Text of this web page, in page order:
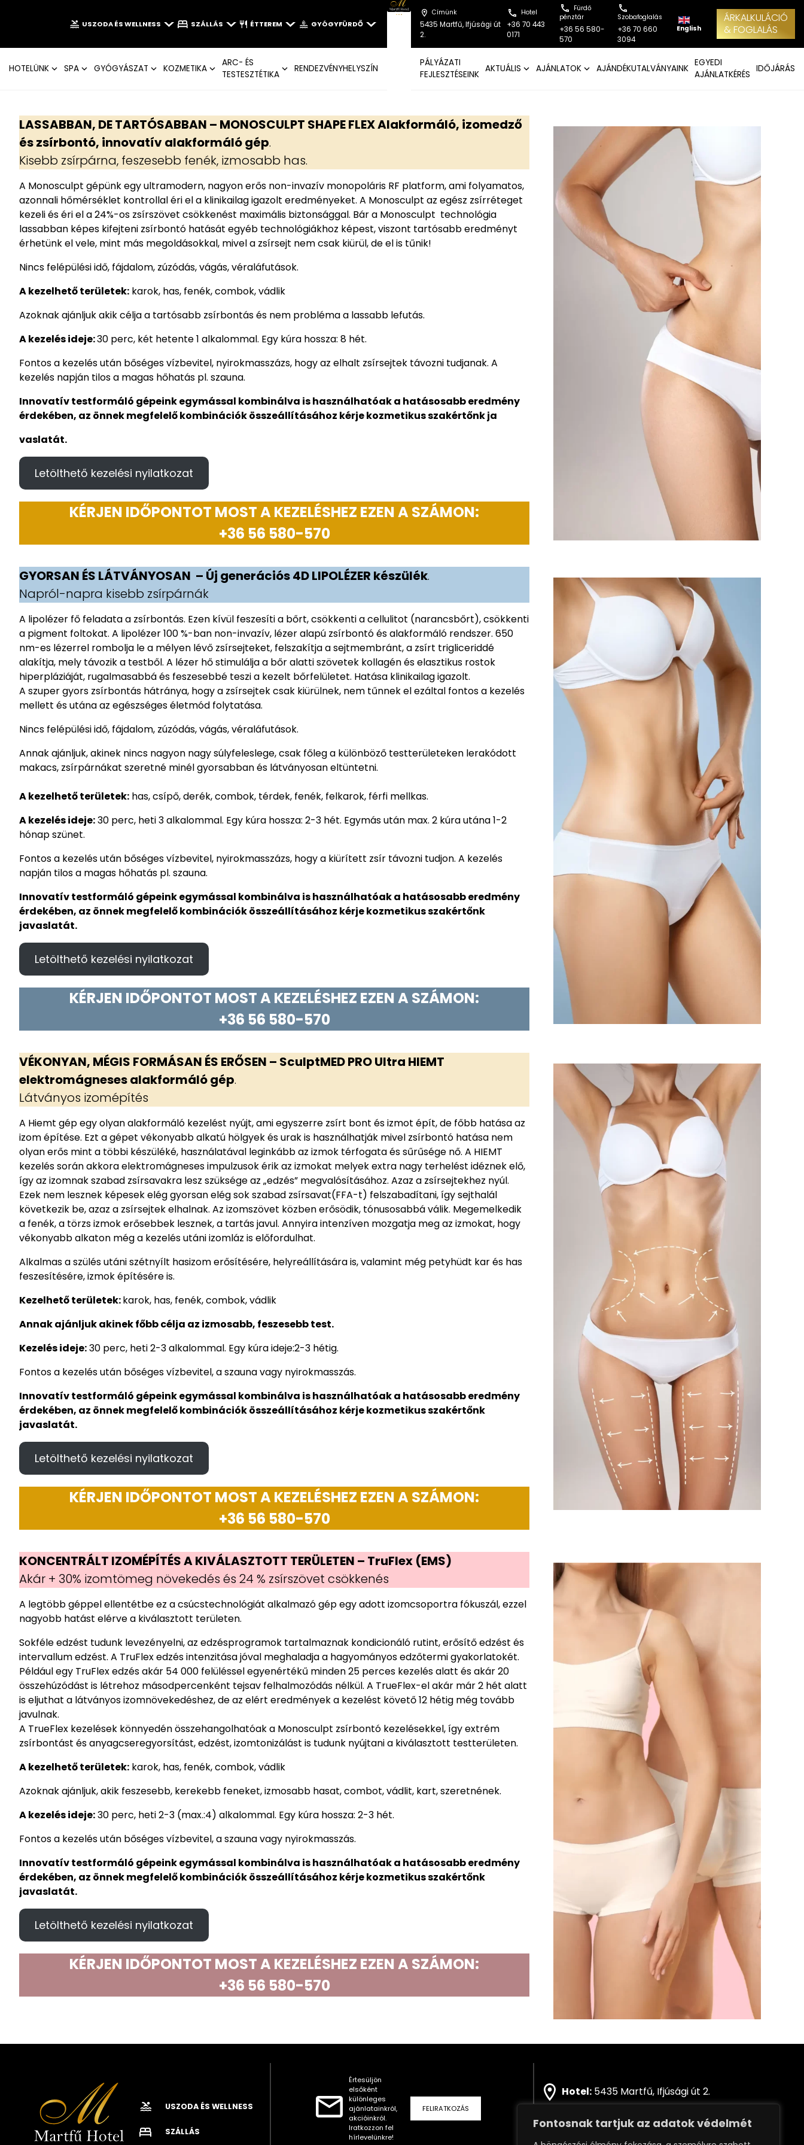
Fontosnak tartjuk az adatok védelmét
USZODA ÉS WELLNESS SZÁLLÁS ÉTTEREM GYÓGYFÜRDŐ
HOTELÜNK SPA GYÓGYÁSZAT KOZMETIKA
ARC- ÉS
TESTESZTÉTIKA
RENDEZVÉNYHELYSZÍN
Címünk
5435 Martfű, Ifjúsági út
2.
Hotel
+36 70 443
0171
Fürdő
pénztár
+36 56 580-
570
Szobafoglalás
+36 70 660
3094
English
ÁRKALKULÁCIÓ
& FOGLALÁS
PÁLYÁZATI
FEJLESZTÉSEINK
AKTUÁLIS AJÁNLATOK AJÁNDÉKUTALVÁNYAINK
EGYEDI
AJÁNLATKÉRÉS
IDŐJÁRÁS
LASSABBAN, DE TARTÓSABBAN – MONOSCULPT SHAPE FLEX Alakformáló, izomedző
és zsírbontó, innovatív alakformáló gép.
Kisebb zsírpárna, feszesebb fenék, izmosabb has.
A Monosculpt gépünk egy ultramodern, nagyon erős non-invazív monopoláris RF platform, ami folyamatos,
azonnali hőmérséklet kontrollal éri el a klinikailag igazolt eredményeket. A Monosculpt az egész zsírréteget
kezeli és éri el a 24%-os zsírszövet csökkenést maximális biztonsággal. Bár a Monosculpt technológia
lassabban képes kifejteni zsírbontó hatását egyéb technológiákhoz képest, viszont tartósabb eredményt
érhetünk el vele, mint más megoldásokkal, mivel a zsírsejt nem csak kiürül, de el is tűnik!
Nincs felépülési idő, fájdalom, zúzódás, vágás, véraláfutások.
A kezelhető területek: karok, has, fenék, combok, vádlik
Azoknak ajánljuk akik célja a tartósabb zsírbontás és nem probléma a lassabb lefutás.
A kezelés ideje:30 perc, két hetente 1 alkalommal. Egy kúra hossza: 8 hét.
Fontos a kezelés után bőséges vízbevitel, nyirokmasszázs, hogy az elhalt zsírsejtek távozni tudjanak. A
kezelés napján tilos a magas hőhatás pl. szauna.
Innovatív testformáló gépeink egymással kombinálva is használhatóak a hatásosabb eredmény
érdekében, az önnek megfelelő kombinációk összeállításához kérje kozmetikus szakértőnk ja
vaslatát.
Letölthető kezelési nyilatkozat
KÉRJEN IDŐPONTOT MOST A KEZELÉSHEZ EZEN A SZÁMON:
+36 56 580-570
GYORSAN ÉS LÁTVÁNYOSAN – Új generációs 4D LIPOLÉZER készülék.
Napról-napra kisebb zsírpárnák
A lipolézer fő feladata a zsírbontás. Ezen kívül feszesíti a bőrt, csökkenti a cellulitot (narancsbőrt), csökkenti
a pigment foltokat. A lipolézer 100 %-ban non-invazív, lézer alapú zsírbontó és alakformáló rendszer. 650
nm-es lézerrel rombolja le a mélyen lévő zsírsejteket, felszakítja a sejtmembránt, a zsírt trigliceriddé
alakítja, mely távozik a testből. A lézer hő stimulálja a bőr alatti szövetek kollagén és elasztikus rostok
hiperpláziáját, rugalmasabbá és feszesebbé teszi a kezelt bőrfelületet. Hatása klinikailag igazolt.
A szuper gyors zsírbontás hátránya, hogy a zsírsejtek csak kiürülnek, nem tűnnek el ezáltal fontos a kezelés
mellett és utána az egészséges életmód folytatása.
Nincs felépülési idő, fájdalom, zúzódás, vágás, véraláfutások.
Annak ajánljuk, akinek nincs nagyon nagy súlyfeleslege, csak főleg a különböző testterületeken lerakódott
makacs, zsírpárnákat szeretné minél gyorsabban és látványosan eltüntetni.
A kezelhető területek: has, csípő, derék, combok, térdek, fenék, felkarok, férfi mellkas.
A kezelés ideje:30 perc, heti 3 alkalommal. Egy kúra hossza: 2-3 hét. Egymás után max. 2 kúra utána 1-2
hónap szünet.
Fontos a kezelés után bőséges vízbevitel, nyirokmasszázs, hogy a kiürített zsír távozni tudjon. A kezelés
napján tilos a magas hőhatás pl. szauna.
Innovatív testformáló gépeink egymással kombinálva is használhatóak a hatásosabb eredmény
érdekében, az önnek megfelelő kombinációk összeállításához kérje kozmetikus szakértőnk
javaslatát.
Letölthető kezelési nyilatkozat
KÉRJEN IDŐPONTOT MOST A KEZELÉSHEZ EZEN A SZÁMON:
+36 56 580-570
VÉKONYAN, MÉGIS FORMÁSAN ÉS ERŐSEN – SculptMED PRO Ultra HIEMT
elektromágneses alakformáló gép.
Látványos izomépítés
A Hiemt gép egy olyan alakformáló kezelést nyújt, ami egyszerre zsírt bont és izmot épít, de főbb hatása az
izom építése. Ezt a gépet vékonyabb alkatú hölgyek és urak is használhatják mivel zsírbontó hatása nem
olyan erős mint a többi készüléké, használatával leginkább az izmok térfogata és sűrűsége nő. A HIEMT
kezelés során akkora elektromágneses impulzusok érik az izmokat melyek extra nagy terhelést idéznek elő,
így az izomnak szabad zsírsavakra lesz szüksége az „edzés” megvalósításához. Azaz a zsírsejtekhez nyúl.
Ezek nem lesznek képesek elég gyorsan elég sok szabad zsírsavat(FFA-t) felszabadítani, így sejthalál
következik be, azaz a zsírsejtek elhalnak. Az izomszövet közben erősödik, tónusosabbá válik. Megemelkedik
a fenék, a törzs izmok erősebbek lesznek, a tartás javul. Annyira intenzíven mozgatja meg az izmokat, hogy
vékonyabb alkaton még a kezelés utáni izomláz is előfordulhat.
Alkalmas a szülés utáni szétnyílt hasizom erősítésére, helyreállítására is, valamint még petyhüdt kar és has
feszesítésére, izmok építésére is.
Kezelhető területek:karok, has, fenék, combok, vádlik
Annak ajánljuk akinek főbb célja az izmosabb, feszesebb test.
Kezelés ideje:30 perc, heti 2-3 alkalommal. Egy kúra ideje:2-3 hétig.
Fontos a kezelés után bőséges vízbevitel, a szauna vagy nyirokmasszás.
Innovatív testformáló gépeink egymással kombinálva is használhatóak a hatásosabb eredmény
érdekében, az önnek megfelelő kombinációk összeállításához kérje kozmetikus szakértőnk
javaslatát.
Letölthető kezelési nyilatkozat
KÉRJEN IDŐPONTOT MOST A KEZELÉSHEZ EZEN A SZÁMON:
+36 56 580-570
KONCENTRÁLT IZOMÉPÍTÉS A KIVÁLASZTOTT TERÜLETEN – TruFlex (EMS)
Akár + 30% izomtömeg növekedés és 24 % zsírszövet csökkenés
A legtöbb géppel ellentétbe ez a csúcstechnológiát alkalmazó gép egy adott izomcsoportra fókuszál, ezzel
nagyobb hatást elérve a kiválasztott területen.
Sokféle edzést tudunk levezényelni, az edzésprogramok tartalmaznak kondicionáló rutint, erősítő edzést és
intervallum edzést. A TruFlex edzés intenzitása jóval meghaladja a hagyományos edzőtermi gyakorlatokét.
Például egy TruFlex edzés akár 54 000 felüléssel egyenértékű minden 25 perces kezelés alatt és akár 20
összehúzódást is létrehoz másodpercenként tejsav felhalmozódás nélkül. A TrueFlex-el akár már 2 hét alatt
is eljuthat a látványos izomnövekedéshez, de az elért eredmények a kezelést követő 12 hétig még tovább
javulnak.
A TrueFlex kezelések könnyedén összehangolhatóak a Monosculpt zsírbontó kezelésekkel, így extrém
zsírbontást és anyagcseregyorsítást, edzést, izomtonizálást is tudunk nyújtani a kiválasztott testterületen.
A kezelhető területek: karok, has, fenék, combok, vádlik
Azoknak ajánljuk, akik feszesebb, kerekebb feneket, izmosabb hasat, combot, vádlit, kart, szeretnének.
A kezelés ideje:30 perc, heti 2-3 (max.:4) alkalommal. Egy kúra hossza: 2-3 hét.
Fontos a kezelés után bőséges vízbevitel, a szauna vagy nyirokmasszás.
Innovatív testformáló gépeink egymással kombinálva is használhatóak a hatásosabb eredmény
érdekében, az önnek megfelelő kombinációk összeállításához kérje kozmetikus szakértőnk
javaslatát.
Letölthető kezelési nyilatkozat
KÉRJEN IDŐPONTOT MOST A KEZELÉSHEZ EZEN A SZÁMON:
+36 56 580-570
USZODA ÉS WELLNESS
SZÁLLÁS
Értesüljön
elsőként
különleges
ajánlatainkról,
akcióinkról.
Iratkozzon fel
hírlevelünkre!
FELIRATKOZÁS
Hotel: 5435 Martfű, Ifjúsági út 2.
Kemping: 5435 Martfű, Tüzép utca 1.